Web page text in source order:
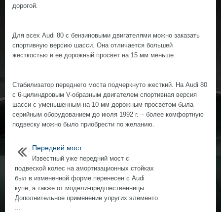
дорогой.
Для всех Audi 80 с бензиновыми двигателями можно заказать
спортивную версию шасси. Она отличается большей
жесткостью и ее дорожный просвет на 15 мм меньше.
Стабилизатор переднего моста подчеркнуто жесткий. На Audi 80
с 6-цилиндровым V-образным двигателем спортивная версия
шасси с уменьшенным на 10 мм дорожным просветом была
серийным оборудованием до июля 1992 г. – более комфортную
подвеску можно было приобрести по желанию.
Передний мост
Известный уже передний мост с
подвеской колес на амортизационных стойках
был в измененной форме перенесен с Audi
купе, а также от модели-предшественницы.
Дополнительное применение упругих элементо
...